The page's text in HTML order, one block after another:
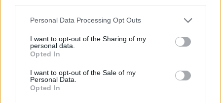
Please note that this website/app uses one or more Google
not limited to your visit or usage behaviour. You may click to
grant or deny consent to Google and its third-party tags to
use your data for below specified purposes in below Google
consent section.
Personal Data Processing Opt Outs
I want to opt-out of the Sharing of my
personal data.
Opted In
I want to opt-out of the Sale of my
Personal Data.
Opted In
ΤΗΝ ΔΕΗ"